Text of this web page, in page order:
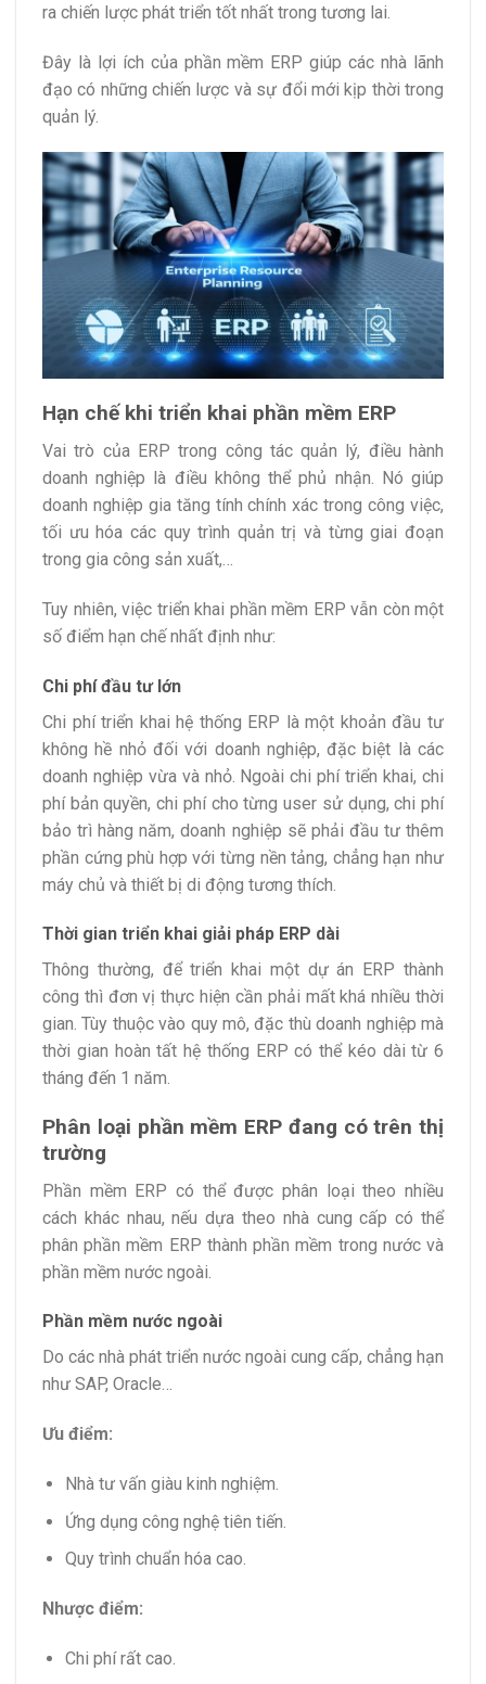
ra chiến lược phát triển tốt nhất trong tương lai.
Đây là lợi ích của phần mềm ERP giúp các nhà lãnh
đạo có những chiến lược và sự đổi mới kịp thời trong
quản lý.
Hạn chế khi triển khai phần mềm ERP
Vai trò của ERP trong công tác quản lý, điều hành
doanh nghiệp là điều không thể phủ nhận. Nó giúp
doanh nghiệp gia tăng tính chính xác trong công việc,
tối ưu hóa các quy trình quản trị và từng giai đoạn
trong gia công sản xuất,…
Tuy nhiên, việc triển khai phần mềm ERP vẫn còn một
số điểm hạn chế nhất định như:
Chi phí đầu tư lớn
Chi phí triển khai hệ thống ERP là một khoản đầu tư
không hề nhỏ đối với doanh nghiệp, đặc biệt là các
doanh nghiệp vừa và nhỏ. Ngoài chi phí triển khai, chi
phí bản quyền, chi phí cho từng user sử dụng, chi phí
bảo trì hàng năm, doanh nghiệp sẽ phải đầu tư thêm
phần cứng phù hợp với từng nền tảng, chẳng hạn như
máy chủ và thiết bị di động tương thích.
Thời gian triển khai giải pháp ERP dài
Thông thường, để triển khai một dự án ERP thành
công thì đơn vị thực hiện cần phải mất khá nhiều thời
gian. Tùy thuộc vào quy mô, đặc thù doanh nghiệp mà
thời gian hoàn tất hệ thống ERP có thể kéo dài từ 6
tháng đến 1 năm.
Phân loại phần mềm ERP đang có trên thị
trường
Phần mềm ERP có thể được phân loại theo nhiều
cách khác nhau, nếu dựa theo nhà cung cấp có thể
phân phần mềm ERP thành phần mềm trong nước và
phần mềm nước ngoài.
Phần mềm nước ngoài
Do các nhà phát triển nước ngoài cung cấp, chẳng hạn
như SAP, Oracle…
Ưu điểm:
Nhà tư vấn giàu kinh nghiệm.
Ứng dụng công nghệ tiên tiến.
Quy trình chuẩn hóa cao.
Nhược điểm:
Chi phí rất cao.